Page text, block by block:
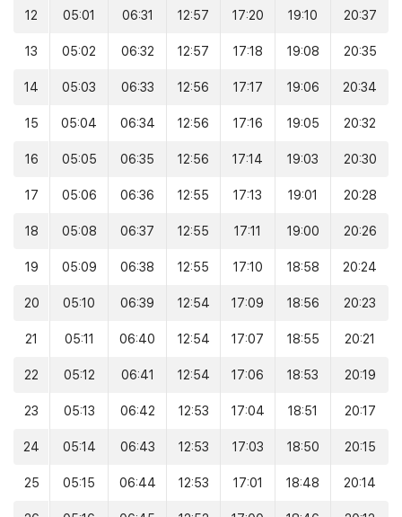
12 05:01 06:31 12:57 17:20 19:10 20:37
13 05:02 06:32 12:57 17:18 19:08 20:35
14 05:03 06:33 12:56 17:17 19:06 20:34
15 05:04 06:34 12:56 17:16 19:05 20:32
16 05:05 06:35 12:56 17:14 19:03 20:30
17 05:06 06:36 12:55 17:13 19:01 20:28
18 05:08 06:37 12:55 17:11 19:00 20:26
19 05:09 06:38 12:55 17:10 18:58 20:24
20 05:10 06:39 12:54 17:09 18:56 20:23
21 05:11 06:40 12:54 17:07 18:55 20:21
22 05:12 06:41 12:54 17:06 18:53 20:19
23 05:13 06:42 12:53 17:04 18:51 20:17
24 05:14 06:43 12:53 17:03 18:50 20:15
25 05:15 06:44 12:53 17:01 18:48 20:14